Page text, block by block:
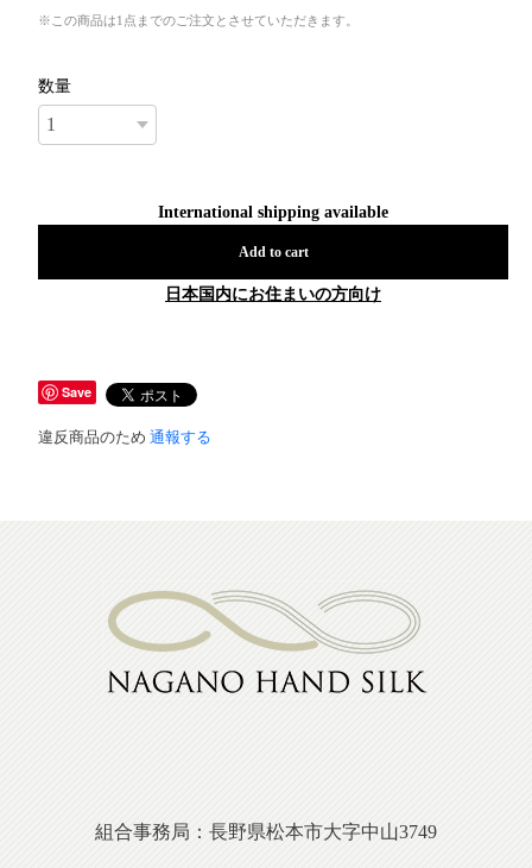
※この商品は1点までのご注文とさせていただきます。
数量
International shipping available
Add to cart
日本国内にお住まいの方向け
Save
違反商品のため 通報する
組合事務局：長野県松本市大字中山3749